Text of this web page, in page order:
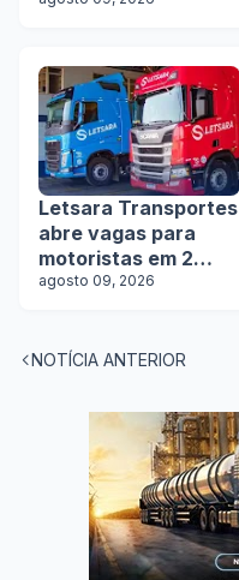
Letsara Transportes
abre vagas para
motoristas em 2
estados
agosto 09, 2026
NOTÍCIA ANTERIOR